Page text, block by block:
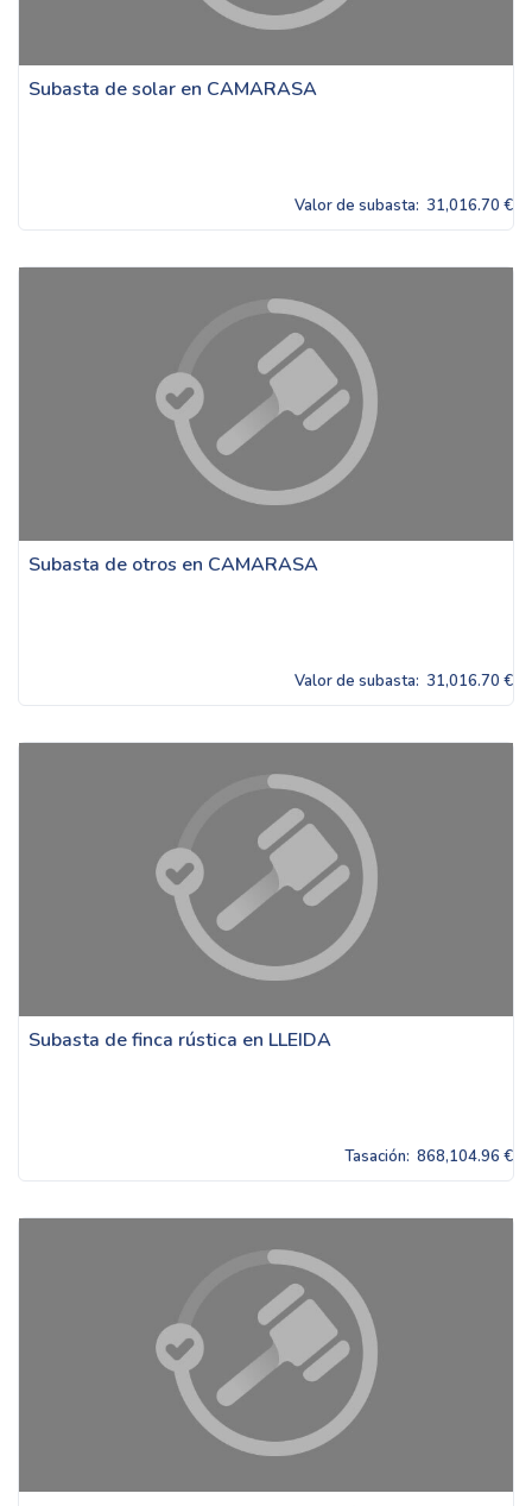
Subasta de solar en CAMARASA
Valor de subasta: 31,016.70 €
Subasta de otros en CAMARASA
Valor de subasta: 31,016.70 €
Subasta de finca rústica en LLEIDA
Tasación: 868,104.96 €